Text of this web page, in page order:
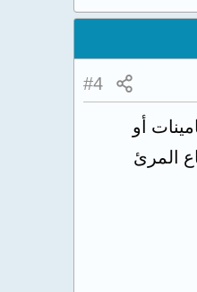
#4
أو
المرئ